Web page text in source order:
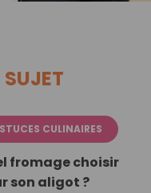
SUJET
CULINAIRES
fromage choisir
son aligot ?